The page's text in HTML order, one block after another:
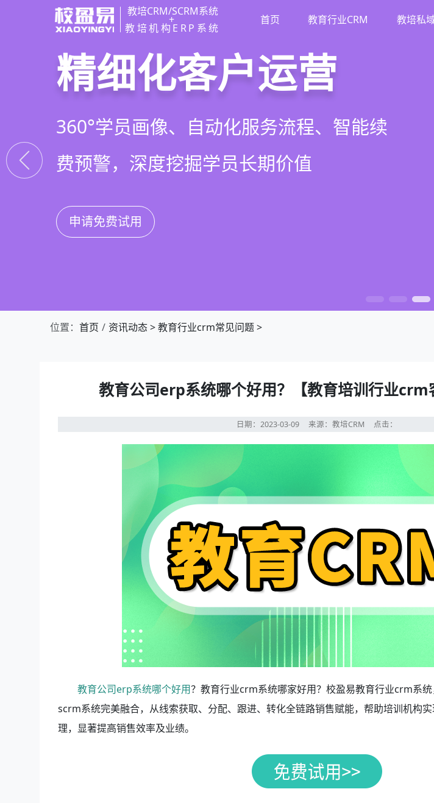
教培CRM/SCRM系统
+
教培机构ERP系统
首页 教育行业CRM 教培私
教培行业CRM
以学员为中心，打通从引流、转化、教学到
复购转介绍的全生命周期增长引擎
申请免费试用
智能销售漏斗
线索自动分配、标准化跟单、试听转化分
析，打造高绩效招生团队
申请免费试用
精细化客户运营
360°学员画像、自动化服务流程、智能续
费预警，深度挖掘学员长期价值
申请免费试用
私域招生与裂变
集成企微SCRM、小程序商城、丰富裂变工
具，实现低成本口碑增长
申请免费试用
位置： 首页 资讯动态>教育行业crm常见问题>
教育公司erp系统哪个好用？【教育培训行业crm
日期：2023-03-09来源：教培CRM 点击：
教育公司erp系统哪个好用？教育行业crm系统哪家好用？校盈易教育行业crm系
scrm系统完美融合，从线索获取、分配、跟进、转化全链路销售赋能，帮助培训机构
理，显著提高销售效率及业绩。